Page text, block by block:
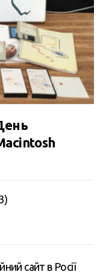
сайт в Росії